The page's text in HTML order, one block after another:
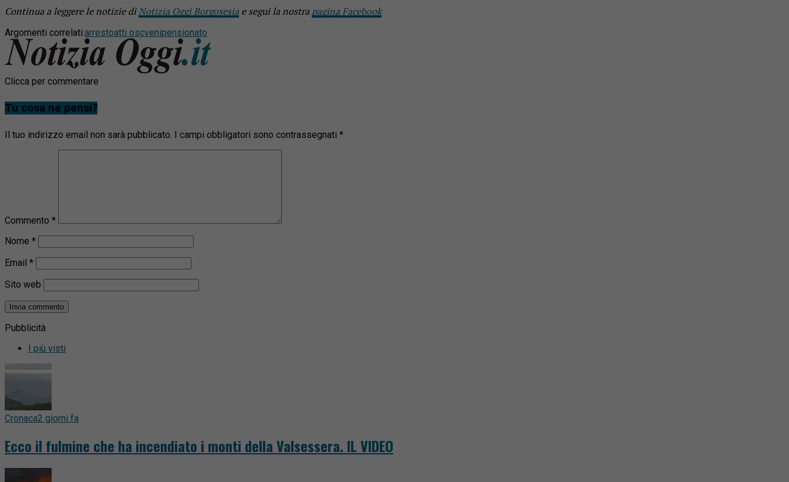
Continua a leggere le notizie diNotizia Oggi Borgosesia e segui la nostra pagina Facebook
Argomenti correlati:arrestoatti oscvenipensionato
Clicca per commentare
Tu cosa ne pensi?
Il tuo indirizzo email non sarà pubblicato. I campi obbligatori sono contrassegnati *
Commento *
Nome *
Email *
Sito web
Pubblicità
I più visti
Cronaca2 giorni fa
Ecco il fulmine che ha incendiato i monti della Valsessera. IL VIDEO